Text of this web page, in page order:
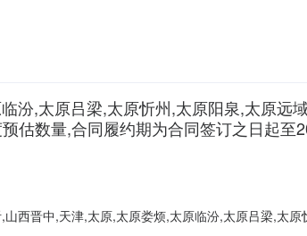
汾,太原吕梁,太原忻州,太原阳泉,太原远
估数量,合同履约期为合同签订之日起至
西晋中,天津,太原,太原娄烦,太原临汾,太原吕梁,太